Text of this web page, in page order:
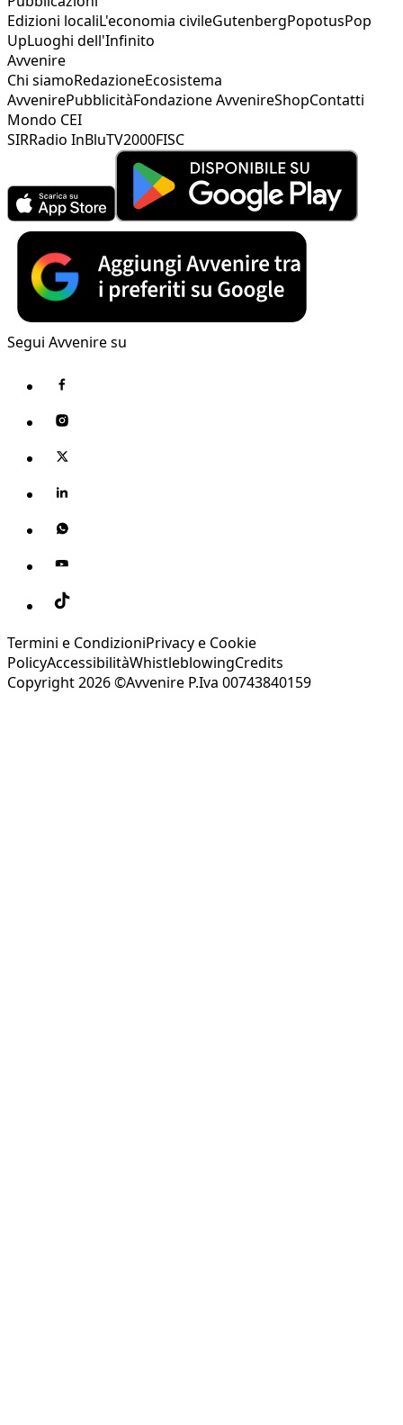
Edizioni localiL'economia civileGutenbergPopotusPop
UpLuoghi dell'Infinito
Avvenire
Chi siamoRedazioneEcosistema
AvvenirePubblicitàFondazione AvvenireShopContatti
Mondo CEI
SIRRadio InBluTV2000FISC
Segui Avvenire su
Termini e CondizioniPrivacy e Cookie
PolicyAccessibilitàWhistleblowingCredits
Copyright 2026 ©Avvenire P.Iva 00743840159